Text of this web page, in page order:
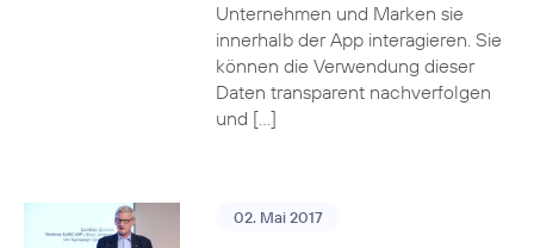
Unternehmen und Marken sie
innerhalb der App interagieren. Sie
können die Verwendung dieser
Daten transparent nachverfolgen
und […]
02. Mai 2017